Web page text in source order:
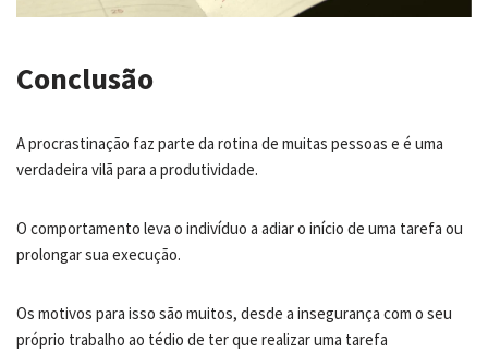
Conclusão
A procrastinação faz parte da rotina de muitas pessoas e é uma
verdadeira vilã para a produtividade.
O comportamento leva o indivíduo a adiar o início de uma tarefa ou
prolongar sua execução.
Os motivos para isso são muitos, desde a insegurança com o seu
próprio trabalho ao tédio de ter que realizar uma tarefa